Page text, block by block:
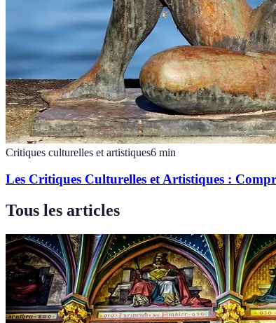
Critiques culturelles et artistiques6 min
Les Critiques Culturelles et Artistiques :
Tous les articles